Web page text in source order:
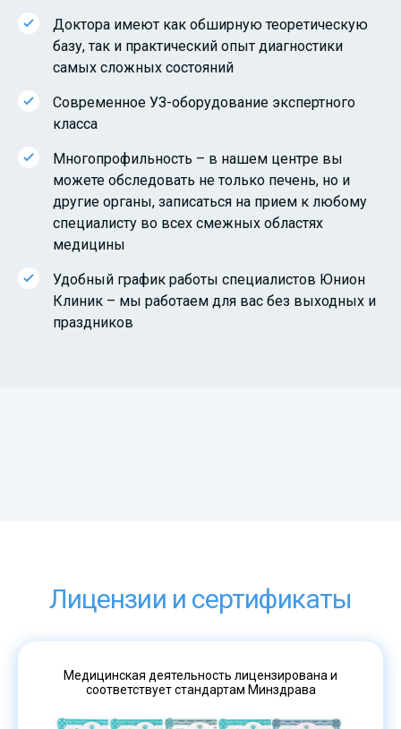
Доктора имеют как обширную теоретическую
базу, так и практический опыт диагностики
самых сложных состояний
Современное УЗ-оборудование экспертного
класса
Многопрофильность – в нашем центре вы
можете обследовать не только печень, но и
другие органы, записаться на прием к любому
специалисту во всех смежных областях
медицины
Удобный график работы специалистов Юнион
Клиник – мы работаем для вас без выходных и
праздников
Лицензии и сертификаты
Медицинская деятельность лицензирована и
соответствует стандартам Минздрава